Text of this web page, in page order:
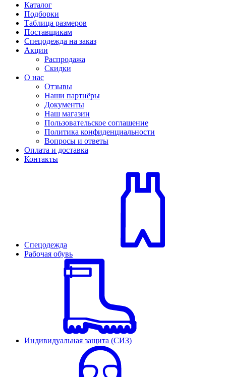
Каталог
Подборки
Таблица размеров
Поставщикам
Спецодежда на заказ
Акции
Распродажа
Скидки
О нас
Отзывы
Наши партнёры
Документы
Наш магазин
Пользовательское соглашение
Политика конфиденциальности
Вопросы и ответы
Оплата и доставка
Контакты
Спецодежда
Рабочая обувь
Индивидуальная защита (СИЗ)